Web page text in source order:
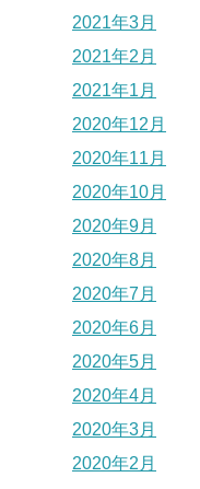
2021年3月
2021年2月
2021年1月
2020年12月
2020年11月
2020年10月
2020年9月
2020年8月
2020年7月
2020年6月
2020年5月
2020年4月
2020年3月
2020年2月